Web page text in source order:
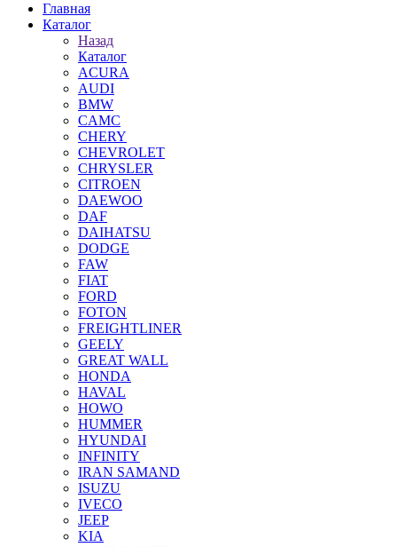
Главная
Каталог
Назад
Каталог
ACURA
AUDI
BMW
CAMC
CHERY
CHEVROLET
CHRYSLER
CITROEN
DAEWOO
DAF
DAIHATSU
DODGE
FAW
FIAT
FORD
FOTON
FREIGHTLINER
GEELY
GREAT WALL
HONDA
HAVAL
HOWO
HUMMER
HYUNDAI
INFINITY
IRAN SAMAND
ISUZU
IVECO
JEEP
KIA